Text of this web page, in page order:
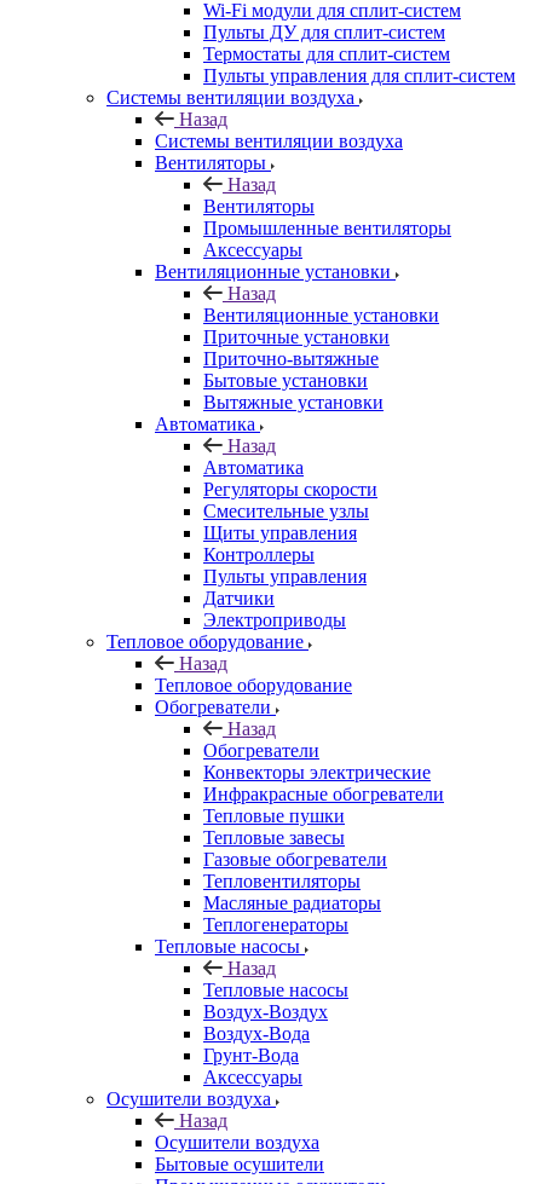
Wi-Fi модули для сплит-систем
Пульты ДУ для сплит-систем
Термостаты для сплит-систем
Пульты управления для сплит-систем
Системы вентиляции воздуха
Назад
Системы вентиляции воздуха
Вентиляторы
Назад
Вентиляторы
Промышленные вентиляторы
Аксессуары
Вентиляционные установки
Назад
Вентиляционные установки
Приточные установки
Приточно-вытяжные
Бытовые установки
Вытяжные установки
Автоматика
Назад
Автоматика
Регуляторы скорости
Смесительные узлы
Щиты управления
Контроллеры
Пульты управления
Датчики
Электроприводы
Тепловое оборудование
Назад
Тепловое оборудование
Обогреватели
Назад
Обогреватели
Конвекторы электрические
Инфракрасные обогреватели
Тепловые пушки
Тепловые завесы
Газовые обогреватели
Тепловентиляторы
Масляные радиаторы
Теплогенераторы
Тепловые насосы
Назад
Тепловые насосы
Воздух-Воздух
Воздух-Вода
Грунт-Вода
Аксессуары
Осушители воздуха
Назад
Осушители воздуха
Бытовые осушители